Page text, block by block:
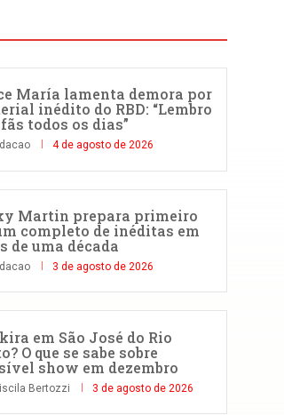
María lamenta demora por
inédito do RBD: “Lembro
todos os dias”
4 de agosto de 2026
Martin prepara primeiro
completo de inéditas em
de uma década
3 de agosto de 2026
em São José do Rio
O que se sabe sobre
show em dezembro
Bertozzi 3 de agosto de 2026